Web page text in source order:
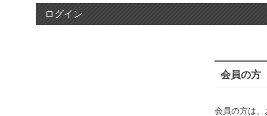
ログイン
会員の方
会員の方は